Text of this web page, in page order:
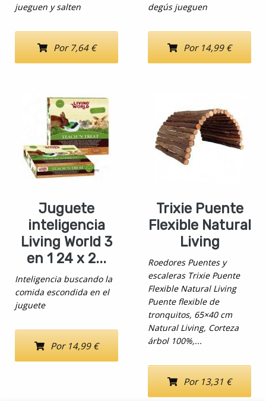
jueguen y salten
Por 7,64 €
degús jueguen
Por 14,99 €
Juguete
inteligencia
Living World 3
en 1 24 x 2...
Inteligencia buscando la
comida escondida en el
juguete
Por 14,99 €
Trixie Puente
Flexible Natural
Living
Roedores Puentes y
escaleras Trixie Puente
Flexible Natural Living
Puente flexible de
tronquitos, 65×40 cm
Natural Living, Corteza
árbol 100%,...
Por 13,31 €